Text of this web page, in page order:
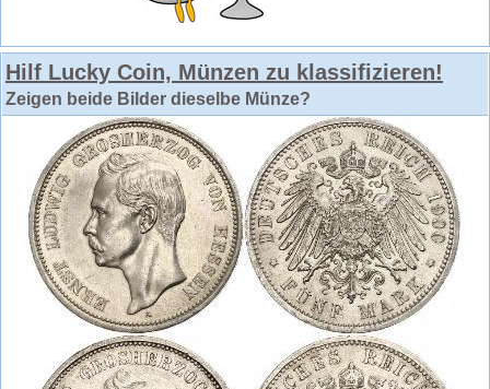
Hilf Lucky Coin, Münzen zu klassifizieren!
Zeigen beide Bilder dieselbe Münze?